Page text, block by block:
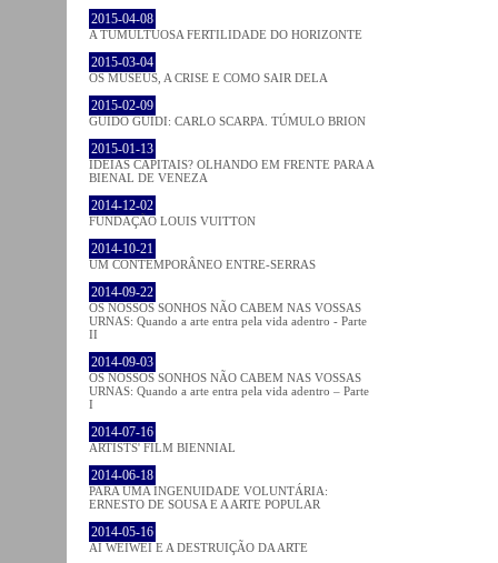
2015-04-08
A TUMULTUOSA FERTILIDADE DO HORIZONTE
2015-03-04
OS MUSEUS, A CRISE E COMO SAIR DELA
2015-02-09
GUIDO GUIDI: CARLO SCARPA. TÚMULO BRION
2015-01-13
IDEIAS CAPITAIS? OLHANDO EM FRENTE PARA A
BIENAL DE VENEZA
2014-12-02
FUNDAÇÃO LOUIS VUITTON
2014-10-21
UM CONTEMPORÂNEO ENTRE-SERRAS
2014-09-22
OS NOSSOS SONHOS NÃO CABEM NAS VOSSAS
URNAS: Quando a arte entra pela vida adentro - Parte
II
2014-09-03
OS NOSSOS SONHOS NÃO CABEM NAS VOSSAS
URNAS: Quando a arte entra pela vida adentro – Parte
I
2014-07-16
ARTISTS' FILM BIENNIAL
2014-06-18
PARA UMA INGENUIDADE VOLUNTÁRIA:
ERNESTO DE SOUSA E A ARTE POPULAR
2014-05-16
AI WEIWEI E A DESTRUIÇÃO DA ARTE